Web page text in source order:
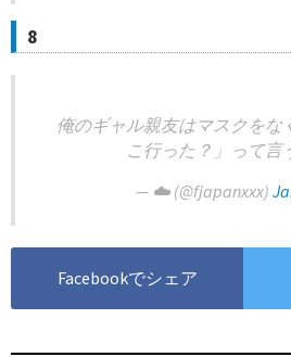
8
俺のギャル親友はマスクをな
こ行った？」って言
— ☁️ (@fjapanxxx)
Facebookでシェア